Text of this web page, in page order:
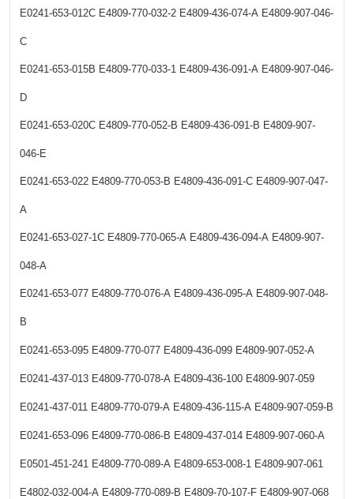
E0241-653-012C E4809-770-032-2 E4809-436-074-A E4809-907-046-
C
E0241-653-015B E4809-770-033-1 E4809-436-091-A E4809-907-046-
D
E0241-653-020C E4809-770-052-B E4809-436-091-B E4809-907-
046-E
E0241-653-022 E4809-770-053-B E4809-436-091-C E4809-907-047-
A
E0241-653-027-1C E4809-770-065-A E4809-436-094-A E4809-907-
048-A
E0241-653-077 E4809-770-076-A E4809-436-095-A E4809-907-048-
B
E0241-653-095 E4809-770-077 E4809-436-099 E4809-907-052-A
E0241-437-013 E4809-770-078-A E4809-436-100 E4809-907-059
E0241-437-011 E4809-770-079-A E4809-436-115-A E4809-907-059-B
E0241-653-096 E4809-770-086-B E4809-437-014 E4809-907-060-A
E0501-451-241 E4809-770-089-A E4809-653-008-1 E4809-907-061
E4802-032-004-A E4809-770-089-B E4809-70-107-F E4809-907-068